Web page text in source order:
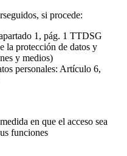
si procede:
1, pág. 1 TTDSG
la protección de datos y
y medios)
personales: Artículo 6,
en que el acceso sea
funciones